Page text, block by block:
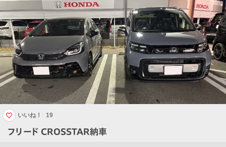
フリード CROSSTAR納車
いいね！ 19